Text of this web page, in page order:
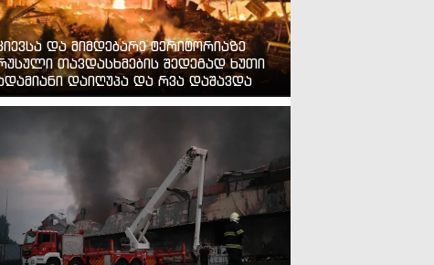
და მიმდებარე ტერიტორიაზე
თავდასხმების შედეგად ხუთი
დაიღუპა და რვა დაშავდა